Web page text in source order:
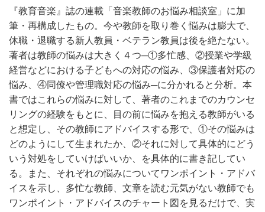
『教育音楽』誌の連載「音楽教師のお悩み相談室」に加
筆・再構成したもの。今や教師を取り巻く悩みは膨大で、
休職・退職する新人教員・ベテラン教員は後を絶たない。
著者は教師の悩みは大きく４つ─①多忙感、②授業や学級
経営などにおける子どもへの対応の悩み、③保護者対応の
悩み、④同僚や管理職対応の悩み─に分かれると分析。本
書ではこれらの悩みに対して、著者のこれまでのカウンセ
リングの経験をもとに、目の前に悩みを抱える教師がいる
と想定し、その教師にアドバイスする形で、①その悩みは
どのようにして生まれたか、②それに対して具体的にどう
いう対処をしていけばいいか、を具体的に書き記してい
る。また、それぞれの悩みについてワンポイント・アドバ
イスを示し、多忙な教師、文章を読む元気がない教師でも
ワンポイント・アドバイスのチャート図を見るだけで、実